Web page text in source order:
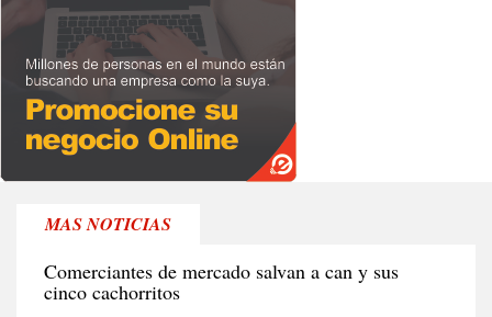
MAS NOTICIAS
Comerciantes de mercado salvan a can y sus
cinco cachorritos